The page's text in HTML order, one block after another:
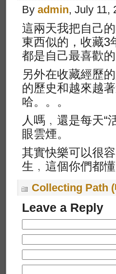
By admin, July 11,
這兩天我把自己
東西似的，收藏3
都是自己最喜歡
另外在收藏經歷
的歷史和越來越
哈。。。
人嗎﹐還是每天“
眼雲煙。
其實快樂可以很
生﹐這個你們都懂
Collecting Path
Leave a Reply